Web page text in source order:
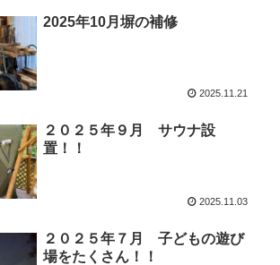
2025年10月塀の補修
2025.11.21
２０２５年９月 サウナ設
置！！
2025.11.03
２０２５年７月 子どもの遊び
場をたくさん！！